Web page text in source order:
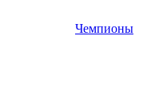
Чемпионы